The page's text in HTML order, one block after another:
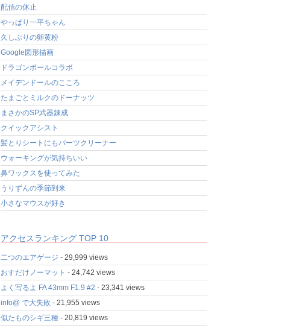
配信の休止
やっぱり一平ちゃん
久しぶりの卵黄粉
Google図形描画
ドラゴンボールコラボ
メイデンドールのこころ
たまごとミルクのドーナッツ
まさかのSP武器錬成
クイックアシスト
髪とりシートにもパーツクリーナー
ウォーキングが気持ちいい
鼻ワックスを使ってみた
うりずんの季節到来
小さなマウスが好き
アクセスランキング TOP 10
二つのエアゲージ - 29,999 views
おすだけノーマット - 24,742 views
よく写るよ FA 43mm F1.9 #2 - 23,341 views
info@ で大失敗- 21,955 views
似たものシギ三種- 20,819 views